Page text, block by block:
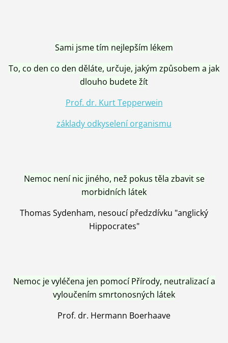
Sami jsme tím nejlepším lékem
To, co den co den děláte, určuje, jakým způsobem a jak
dlouho budete žít
Prof. dr. Kurt Tepperwein
základy odkyselení organismu
Nemoc není nic jiného, než pokus těla zbavit se
morbidních látek
Thomas Sydenham, nesoucí předzdívku "anglický
Hippocrates"
Nemoc je vyléčena jen pomocí Přírody, neutralizací a
vyloučením smrtonosných látek
Prof. dr. Hermann Boerhaave